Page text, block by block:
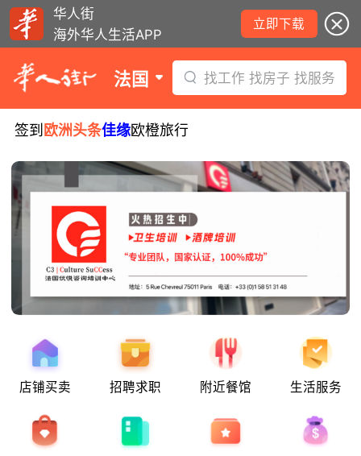
华人街
海外华人生活APP
立即下载
法国 找工作 找房子 找服务
签到 欧洲头条佳缘欧橙旅行
店铺买卖 招聘求职 附近餐馆 生活服务
地铁8号线部分关闭！宠物店违规罚款出